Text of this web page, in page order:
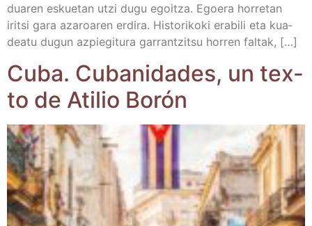
dua­ren eskue­tan utzi dugu egoitza. Egoe­ra horre­tan
iritsi gara aza­roa­ren erdi­ra. His­to­ri­ko­ki era­bi­li eta kua­
dea­tu dugun azpie­gi­tu­ra garran­tzitsu horren faltak, […]
Cuba. Cuba­ni­da­des, un tex­
to de Ati­lio Borón